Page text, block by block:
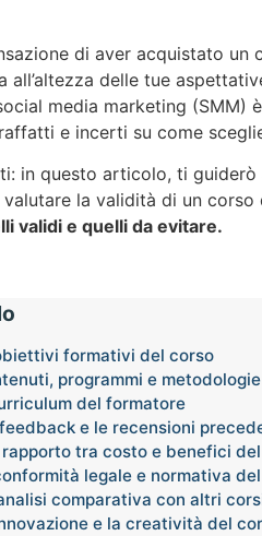
di aver acquistato un
all’altezza delle tue
media marketing (SMM)
e incerti su come
in questo articolo, ti guiderò
la validità di un corso
validi e quelli da evitare.
formativi del corso
programmi e
del formatore
e le recensioni
rapporto tra costo e benefici
legale e normativa
comparativa con altri
e la creatività del